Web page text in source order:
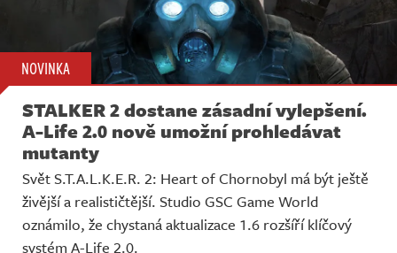
NOVINKA
STALKER 2 dostane zásadní vylepšení.
A-Life 2.0 nově umožní prohledávat
mutanty
Svět S.T.A.L.K.E.R. 2: Heart of Chornobyl má být ještě
živější a realističtější. Studio GSC Game World
oznámilo, že chystaná aktualizace 1.6 rozšíří klíčový
systém A-Life 2.0.